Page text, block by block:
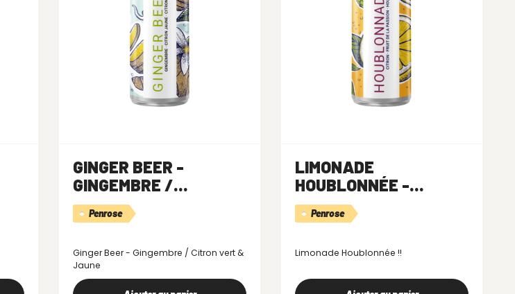
GINGER BEER -
GINGEMBRE /...
Penrose
Ginger Beer - Gingembre / Citron vert &
Jaune
LIMONADE
HOUBLONNÉE -...
Penrose
Limonade Houblonnée !!